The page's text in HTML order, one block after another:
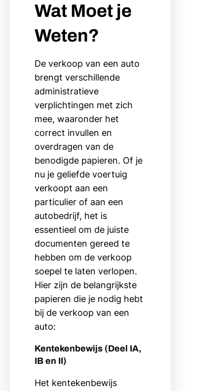
Wat Moet je
Weten?
De verkoop van een auto
brengt verschillende
administratieve
verplichtingen met zich
mee, waaronder het
correct invullen en
overdragen van de
benodigde papieren. Of je
nu je geliefde voertuig
verkoopt aan een
particulier of aan een
autobedrijf, het is
essentieel om de juiste
documenten gereed te
hebben om de verkoop
soepel te laten verlopen.
Hier zijn de belangrijkste
papieren die je nodig hebt
bij de verkoop van een
auto:
Kentekenbewijs (Deel IA,
IB en II)
Het kentekenbewijs